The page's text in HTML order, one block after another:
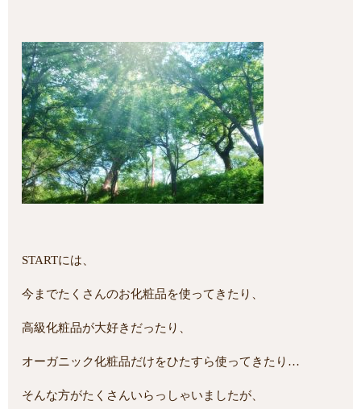
STARTには、
今までたくさんのお化粧品を使ってきたり、
高級化粧品が大好きだったり、
オーガニック化粧品だけをひたすら使ってきたり…
そんな方がたくさんいらっしゃいましたが、